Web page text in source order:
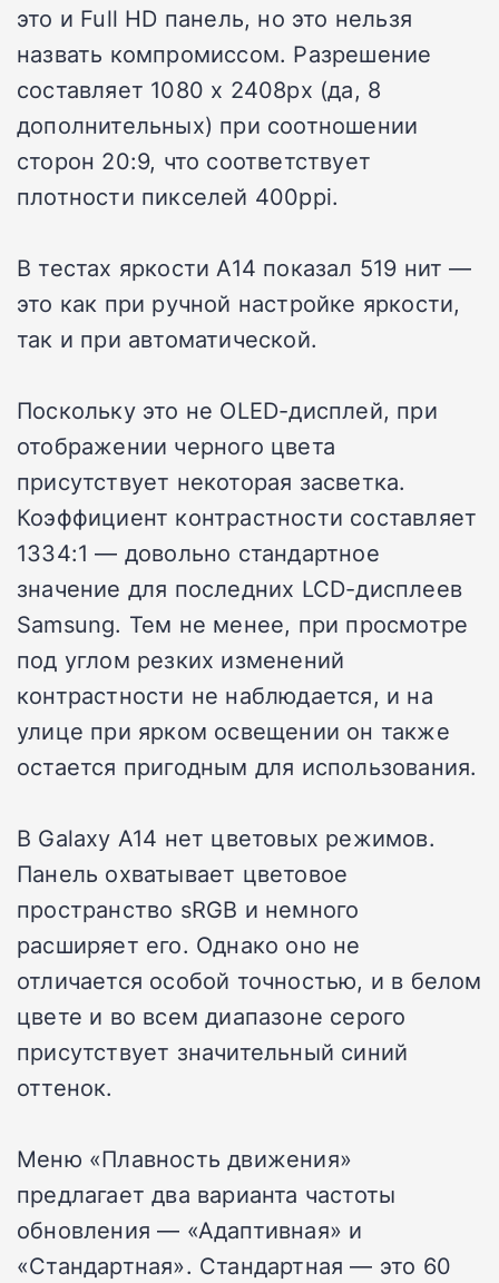
это и Full HD панель, но это нельзя
назвать компромиссом. Разрешение
составляет 1080 x 2408px (да, 8
дополнительных) при соотношении
сторон 20:9, что соответствует
плотности пикселей 400ppi.
В тестах яркости A14 показал 519 нит —
это как при ручной настройке яркости,
так и при автоматической.
Поскольку это не OLED-дисплей, при
отображении черного цвета
присутствует некоторая засветка.
Коэффициент контрастности составляет
1334:1 — довольно стандартное
значение для последних LCD-дисплеев
Samsung. Тем не менее, при просмотре
под углом резких изменений
контрастности не наблюдается, и на
улице при ярком освещении он также
остается пригодным для использования.
В Galaxy A14 нет цветовых режимов.
Панель охватывает цветовое
пространство sRGB и немного
расширяет его. Однако оно не
отличается особой точностью, и в белом
цвете и во всем диапазоне серого
присутствует значительный синий
оттенок.
Меню «Плавность движения»
предлагает два варианта частоты
обновления — «Адаптивная» и
«Стандартная». Стандартная — это 60